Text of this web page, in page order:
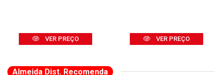
VER PREÇO VER PREÇO
Almeida Dist. Recomenda